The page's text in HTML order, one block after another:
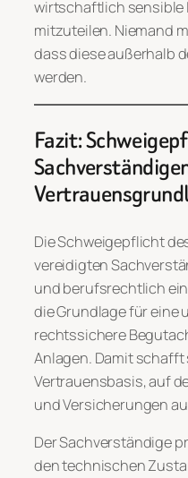
wirtschaftlich
mitzuteilen. Niemand
dass diese außerhalb
werden.
Fazit:
Die Schweigepflicht
vereidigten
und berufsrechtlich
die Grundlage für eine
rechtssichere
Anlagen. Damit schafft
Vertrauensbasis, auf
und Versicherungen
Der Sachverständige
den technischen